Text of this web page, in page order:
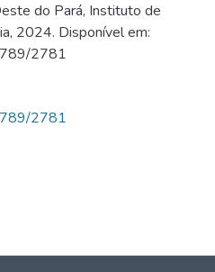
do Pará, Instituto de
2024. Disponível em:
2781
2781